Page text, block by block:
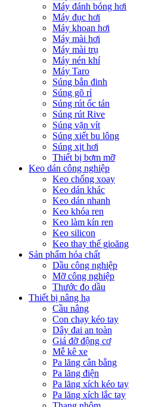
Máy đánh bóng hơi
Máy đục hơi
Máy khoan hơi
Máy mài hơi
Máy mài trụ
Máy nén khí
Máy Taro
Súng bắn đinh
Súng gõ rỉ
Súng rút ốc tán
Súng rút Rive
Súng vặn vít
Súng xiết bu lông
Súng xịt hơi
Thiết bị bơm mỡ
Keo dán công nghiệp
Keo chống xoay
Keo dán khác
Keo dán nhanh
Keo khóa ren
Keo làm kín ren
Keo silicon
Keo thay thế gioăng
Sản phẩm hóa chất
Dầu công nghiệp
Mỡ công nghiệp
Thước đo dầu
Thiết bị nâng hạ
Cầu nâng
Con chạy kéo tay
Dây đai an toàn
Giá đỡ động cơ
Mễ kê xe
Pa lăng cân bằng
Pa lăng điện
Pa lăng xích kéo tay
Pa lăng xích lắc tay